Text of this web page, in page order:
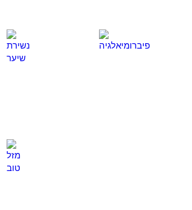
נשירת שיער
לחץ
כאן
פיברומיאלגיה
לחץ
מזל טוב
לחץ
כאן